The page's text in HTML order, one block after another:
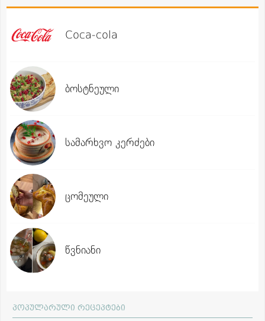
Coca-cola
ბოსტნეული
სამარხვო კერძები
ცომეული
წვნიანი
პოპულარული რეცეპტები